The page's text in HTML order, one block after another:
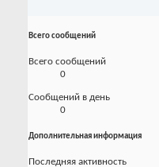
Всего сообщений
Всего сообщений
0
Сообщений в день
0
Дополнительная информация
Последняя активность